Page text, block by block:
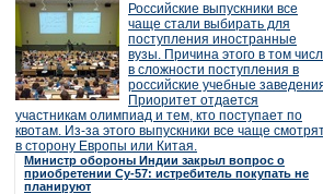
Российские выпускники все
чаще стали выбирать для
поступления иностранные
вузы. Причина этого в том
в сложности поступления в
российские учебные
Приоритет отдается
участникам олимпиад и тем, кто поступает по
квотам. Из-за этого выпускники все чаще
в сторону Европы или Китая.
Министр обороны Индии закрыл вопрос о
приобретении Су-57: истребитель покупать не
планируют